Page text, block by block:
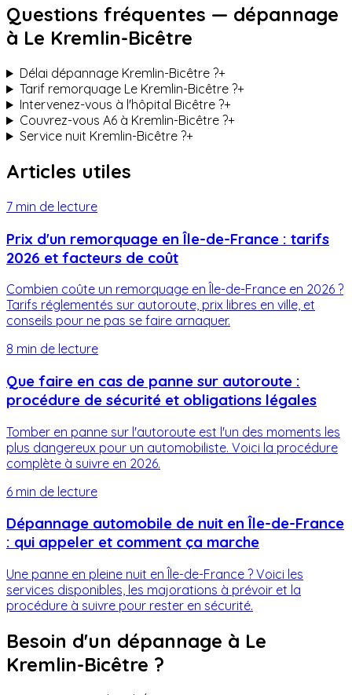
Questions fréquentes — dépannage
à Le Kremlin-Bicêtre
Délai dépannage Kremlin-Bicêtre ?+
Tarif remorquage Le Kremlin-Bicêtre ?+
Intervenez-vous à l'hôpital Bicêtre ?+
Couvrez-vous A6 à Kremlin-Bicêtre ?+
Service nuit Kremlin-Bicêtre ?+
Articles utiles
7 min de lecture
Prix d'un remorquage en Île-de-France : tarifs
2026 et facteurs de coût
Combien coûte un remorquage en Île-de-France en 2026 ?
Tarifs réglementés sur autoroute, prix libres en ville, et
conseils pour ne pas se faire arnaquer.
8 min de lecture
Que faire en cas de panne sur autoroute :
procédure de sécurité et obligations légales
Tomber en panne sur l'autoroute est l'un des moments les
plus dangereux pour un automobiliste. Voici la procédure
complète à suivre en 2026.
6 min de lecture
Dépannage automobile de nuit en Île-de-France
: qui appeler et comment ça marche
Une panne en pleine nuit en Île-de-France ? Voici les
services disponibles, les majorations à prévoir et la
procédure à suivre pour rester en sécurité.
Besoin d'un dépannage à Le
Kremlin-Bicêtre ?